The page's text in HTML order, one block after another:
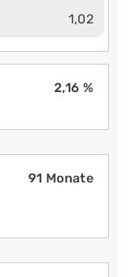
1,02
2,16 %
91 Monate